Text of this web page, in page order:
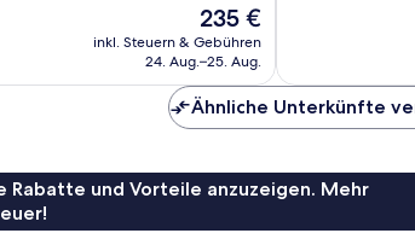
Der
Preis
beträgt
235 €
inkl. Steuern & Gebühren
24. Aug.–25. Aug.
Ähnliche Unterkünfte
Rabatte und Vorteile anzuzeigen. Mehr